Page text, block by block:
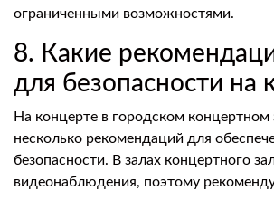
ограниченными возможностями.
8. Какие
для безопасности на
На концерте в городском концертном
несколько рекомендаций для
безопасности. В залах концертного
видеонаблюдения, поэтому